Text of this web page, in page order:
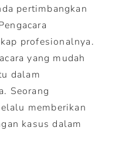
pertimbangkan
profesionalnya.
yang mudah
dalam
Seorang
memberikan
kasus dalam